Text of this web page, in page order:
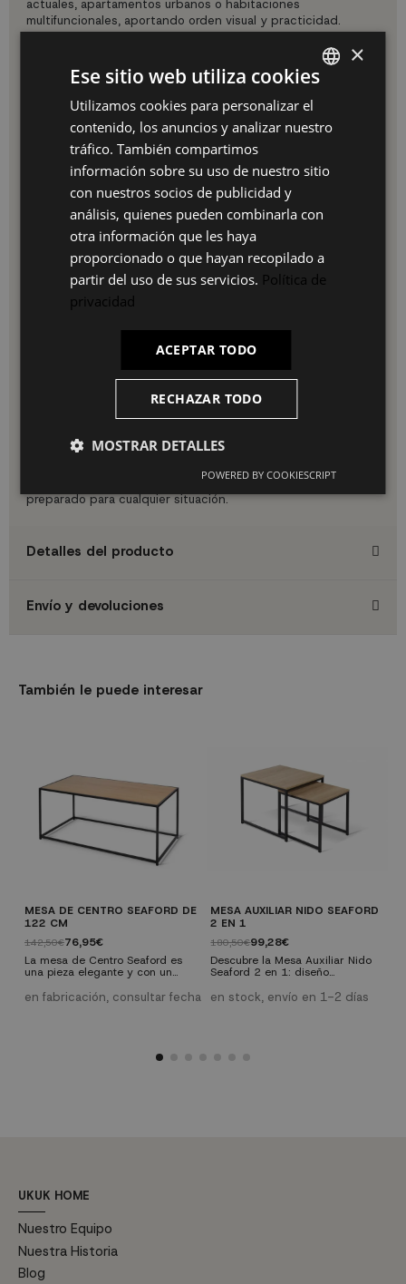
actuales, apartamentos urbanos o habitaciones
multifuncionales, aportando orden visual y practicidad.
Sofá convertible en cama.
Diseño equilibrado y funcional.
Materiales y acabados
Sofá cama fabricado en textil color gris.
Materiales y Acabados:
Tapizado: Tejido 100% poliéster de alta resistencia en
color arena.
Estructura interna: Madera contrachapada de gran
robustez.
Relleno: Sistema de acolchado mixto que combina
espuma nueva de densidad 25 (25D)
para mayor suavidad, espuma reciclada para un soporte
firme y relleno de fibra (fiberfill) para un acabado
Estructura de apoyo: Patas metálicas con acabado en
de la cama : 142cm ancho x 185cm profundo x
45cm alto, Medias sofá: 170cm ancho x 90cm profundo x
Consejos para sacarle partido
iluminación auxiliar para crear un espacio acogedor y
preparado para cualquier situación.
Detalles del producto
Envío y devoluciones
También le puede interesar
MESA DE CENTRO SEAFORD DE
122 CM
142,50€76,95€
La mesa de Centro Seaford es
una pieza elegante y con un
estructura de metal negro le
proporciona estabilidad,
medidas de 122 cm de ancho,
en fabricación, consultar fecha
MESA AUXILIAR NIDO SEAFORD
2 EN 1
180,50€99,28€
Descubre la Mesa Auxiliar Nido
Seaford 2 en 1: diseño
en tu salón. Dos mesas en una,
versátiles y con fuerte
en stock, envío en 1-2 días
UKUK HOME
Nuestro Equipo
Nuestra Historia
Blog
SPANISH
ES
PT
×
Ese sitio web utiliza cookies
Utilizamos cookies para personalizar el
contenido, los anuncios y analizar nuestro
tráfico. También compartimos
información sobre su uso de nuestro sitio
con nuestros socios de publicidad y
análisis, quienes pueden combinarla con
otra información que les haya
proporcionado o que hayan recopilado a
partir del uso de sus servicios. Política de
privacidad
ACEPTAR TODO
RECHAZAR TODO
MOSTRAR DETALLES
POWERED BY COOKIESCRIPT